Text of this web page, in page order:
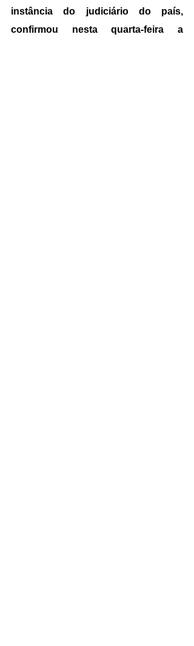
instância do judiciário do país,
confirmou nesta quarta-feira a